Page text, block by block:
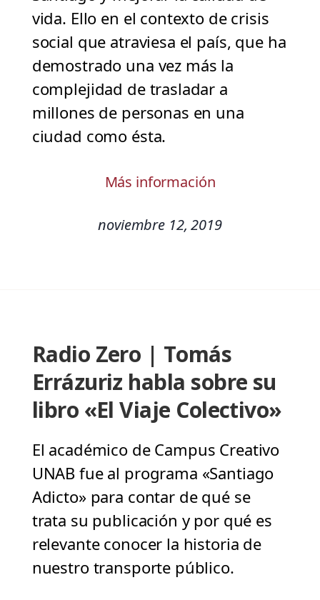
vida. Ello en el contexto de crisis
social que atraviesa el país, que ha
demostrado una vez más la
complejidad de trasladar a
millones de personas en una
ciudad como ésta.
Más información
noviembre 12, 2019
Radio Zero | Tomás
Errázuriz habla sobre su
libro «El Viaje Colectivo»
El académico de Campus Creativo
UNAB fue al programa «Santiago
Adicto» para contar de qué se
trata su publicación y por qué es
relevante conocer la historia de
nuestro transporte público.